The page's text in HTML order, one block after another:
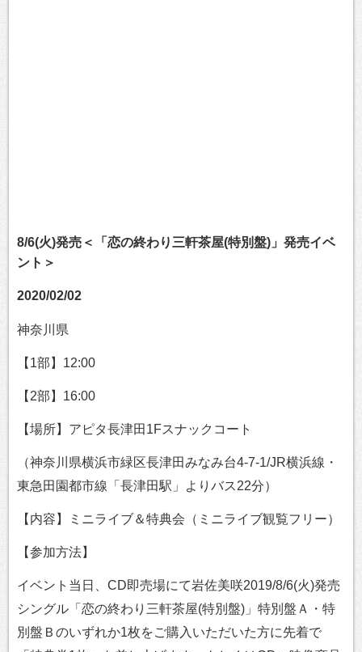
8/6(火)発売＜「恋の終わり三軒茶屋(特別盤)」発売イベ
ント＞
2020/02/02
神奈川県
【1部】12:00
【2部】16:00
【場所】アピタ長津田1Fスナックコート
（神奈川県横浜市緑区長津田みなみ台4-7-1/JR横浜線・
東急田園都市線「長津田駅」よりバス22分）
【内容】ミニライブ＆特典会（ミニライブ観覧フリー）
【参加方法】
イベント当日、CD即売場にて岩佐美咲2019/8/6(火)発売
シングル「恋の終わり三軒茶屋(特別盤)」特別盤Ａ・特
別盤Ｂのいずれか1枚をご購入いただいた方に先着で